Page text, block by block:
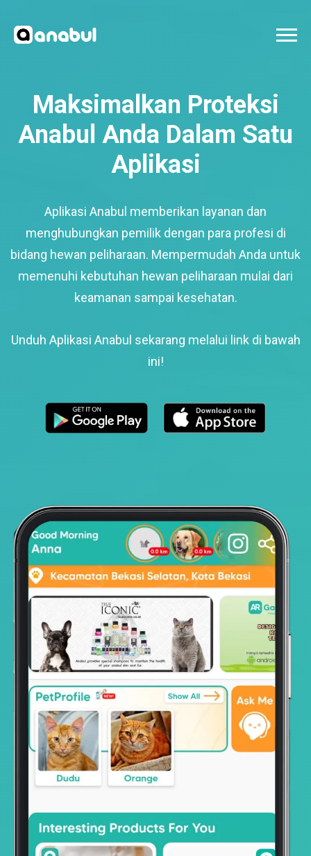
Maksimalkan Proteksi
Anabul Anda Dalam Satu
Aplikasi
Aplikasi Anabul memberikan layanan dan
menghubungkan pemilik dengan para profesi di
bidang hewan peliharaan. Mempermudah Anda untuk
memenuhi kebutuhan hewan peliharaan mulai dari
keamanan sampai kesehatan.
Unduh Aplikasi Anabul sekarang melalui link di bawah
ini!